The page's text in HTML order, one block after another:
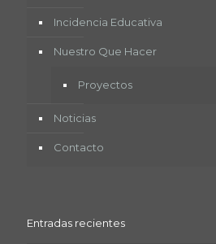
Incidencia Educativa
Nuestro Que Hacer
Proyectos
Noticias
Contacto
Entradas recientes